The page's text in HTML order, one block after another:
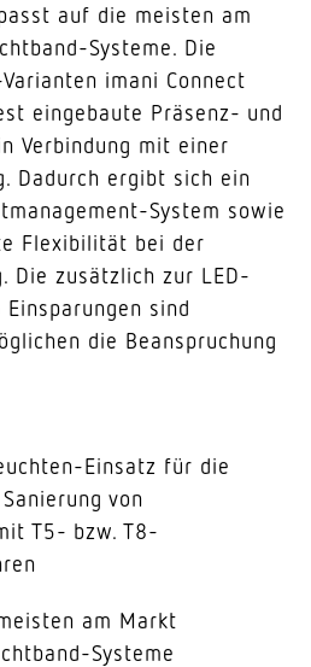
auf die meisten am
Systeme. Die
imani Connect
eingebaute Präsenz- und
Verbindung mit einer
Dadurch ergibt sich ein
System sowie
Flexibilität bei der
Die zusätzlich zur LED-
sind
die Beanspruchung
Einsatz für die
von
T5- bzw. T8-
am Markt
Systeme